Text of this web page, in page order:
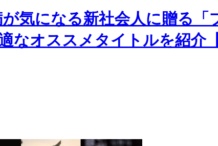
気になる新社会人に贈る「
なオススメタイトルを紹介